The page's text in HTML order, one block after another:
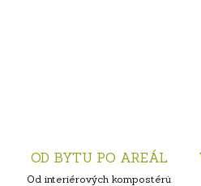
OD BYTU PO AREÁL
Od interiérových kompostérů